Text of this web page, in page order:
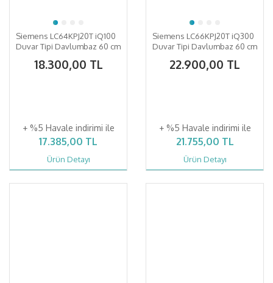
Siemens LC64KPJ20T iQ100
Duvar Tipi Davlumbaz 60 cm
18.300,00 TL
+ %5 Havale indirimi ile
17.385,00 TL
Ürün Detayı
Siemens LC66KPJ20T iQ300
Duvar Tipi Davlumbaz 60 cm
22.900,00 TL
+ %5 Havale indirimi ile
21.755,00 TL
Ürün Detayı